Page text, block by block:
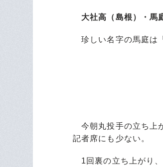
大社高（島根）・馬
珍しい名字の馬庭は
今朝丸投手の立ち上
記者席にも少ない。
1回裏の立ち上がり、